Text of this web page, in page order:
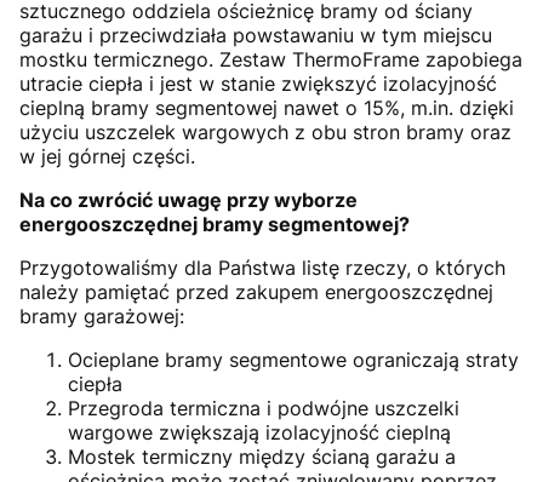
sztucznego oddziela ościeżnicę bramy od ściany
garażu i przeciwdziała powstawaniu w tym miejscu
mostku termicznego. Zestaw ThermoFrame zapobiega
utracie ciepła i jest w stanie zwiększyć izolacyjność
cieplną bramy segmentowej nawet o 15%, m.in. dzięki
użyciu uszczelek wargowych z obu stron bramy oraz
w jej górnej części.
Na co zwrócić uwagę przy wyborze
energooszczędnej bramy segmentowej?
Przygotowaliśmy dla Państwa listę rzeczy, o których
należy pamiętać przed zakupem energooszczędnej
bramy garażowej:
Ocieplane bramy segmentowe ograniczają straty
ciepła
Przegroda termiczna i podwójne uszczelki
wargowe zwiększają izolacyjność cieplną
Mostek termiczny między ścianą garażu a